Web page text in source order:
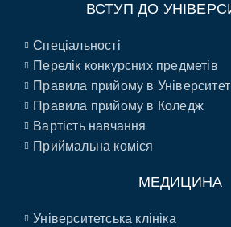
ВСТУП ДО
Спеціальності
Перелік конкурсних предметів
Правила прийому в Університет
Правила прийому в Коледж
Вартість навчання
Приймальна коміся
МЕДИЦИНА
Університетська клініка